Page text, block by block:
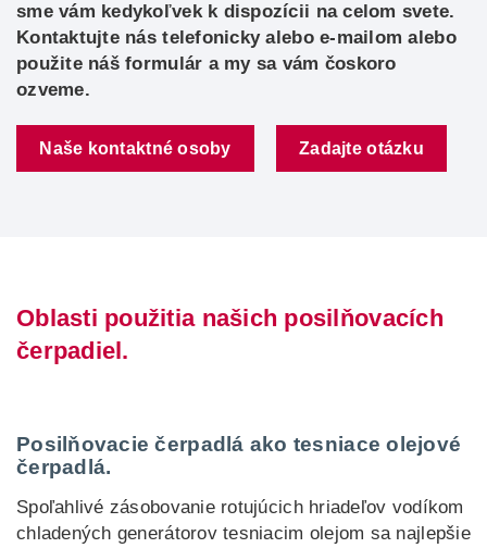
sme vám kedykoľvek k dispozícii na celom svete.
Kontaktujte nás telefonicky alebo e-mailom alebo
použite náš formulár a my sa vám čoskoro
ozveme.
Naše kontaktné osoby Zadajte otázku
Oblasti použitia našich posilňovacích
čerpadiel.
Posilňovacie čerpadlá ako tesniace olejové
čerpadlá.
Spoľahlivé zásobovanie rotujúcich hriadeľov vodíkom
chladených generátorov tesniacim olejom sa najlepšie